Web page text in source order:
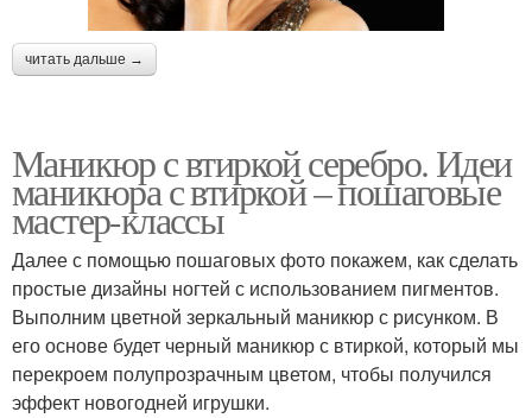
читать дальше →
Маникюр с втиркой серебро. Идеи
маникюра с втиркой – пошаговые
мастер-классы
Далее с помощью пошаговых фото покажем, как сделать
простые дизайны ногтей с использованием пигментов.
Выполним цветной зеркальный маникюр с рисунком. В
его основе будет черный маникюр с втиркой, который мы
перекроем полупрозрачным цветом, чтобы получился
эффект новогодней игрушки.